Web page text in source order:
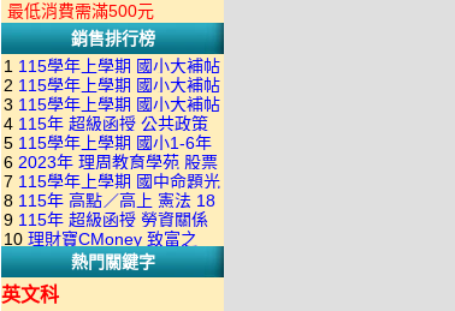
最低消費需滿500元
銷售排行榜
1 115學年上學期 國小大補帖
南一版 國語+數學+社會+生活
+自然 1-6年級 教學光碟DVD
版(3DVD)
2 115學年上學期 國小大補帖
康軒版 國語+數學+社會+生活
+自然 1-6年級 教學光碟DVD
版(3DVD)
3 115學年上學期 國小大補帖
翰林版 國語+數學+社會+生活
+自然 1-6年級 教學光碟DVD
版(3DVD)
4 115年 超級函授 公共政策
22堂課+總複習 張楚老師 含
PDF講義 函授DVD(9DVD)
5 115學年上學期 國小1-6年
級 習作解答(含康軒.南一.翰林
全版本.全科目)合輯版 DVD版
6 2023年 理周教育學苑 股票
當沖煉金術 主講：朱家泓 國
語發音 DVD版
7 115學年上學期 國中命題光
碟 翰林版 英文科 1-3年級 題
庫光碟
8 115年 高點／高上 憲法 18
堂課 宗台大老師 含PDF講義
函授DVD(8DVD)【適用於律
師司法考試】
9 115年 超級函授 勞資關係
概要 11堂課+總複習 陸川老
師 含PDF講義 函授
DVD(5DVD)
10 理財寶CMoney 致富之
道：上班族飆股攻略班 主
講：朱家泓+林穎 國語發音
熱門關鍵字
英文科